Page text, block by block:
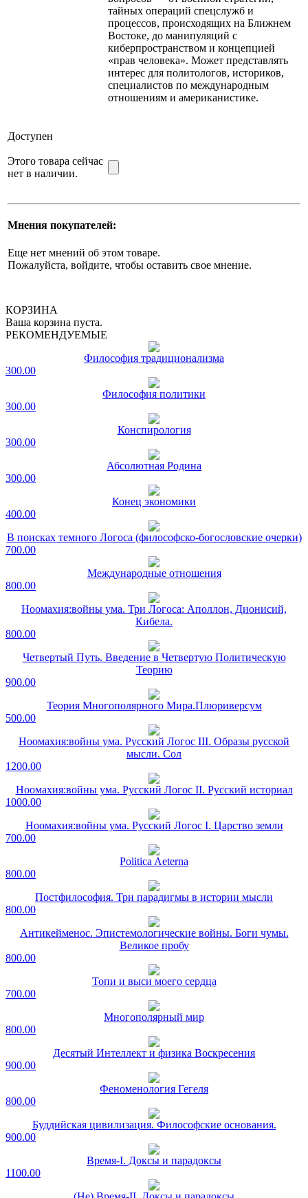
тайных операций спецслужб и
процессов, происходящих на Ближнем
Востоке, до манипуляций с
киберпространством и концепцией
«прав человека». Может представлять
интерес для политологов, историков,
специалистов по международным
отношениям и американистике.
Доступен
Этого товара сейчас
нет в наличии.
Мнения покупателей:
Еще нет мнений об этом товаре.
Пожалуйста, войдите, чтобы оставить свое мнение.
КОРЗИНА
Ваша корзина пуста.
РЕКОМЕНДУЕМЫЕ
Философия традиционализма
300.00
Философия политики
300.00
Конспирология
300.00
Абсолютная Родина
300.00
Конец экономики
400.00
В поисках темного Логоса (философско-богословские очерки)
700.00
Международные отношения
800.00
Ноомахия:войны ума. Три Логоса: Аполлон, Дионисий,
Кибела.
800.00
Четвертый Путь. Введение в Четвертую Политическую
Теорию
900.00
Теория Многополярного Мира.Плюриверсум
500.00
Ноомахия:войны ума. Русский Логос III. Образы русской
мысли. Сол
1200.00
Ноомахия:войны ума. Русский Логос II. Русский историал
1000.00
Ноомахия:войны ума. Русский Логос I. Царство земли
700.00
Politica Aeterna
800.00
Постфилософия. Три парадигмы в истории мысли
800.00
Антикейменос. Эпистемологические войны. Боги чумы.
Великое пробу
800.00
Топи и выси моего сердца
700.00
Многополярный мир
800.00
Десятый Интеллект и физика Воскресения
900.00
Феноменология Гегеля
800.00
Буддийская цивилизация. Философские основания.
900.00
Время-I. Доксы и парадоксы
1100.00